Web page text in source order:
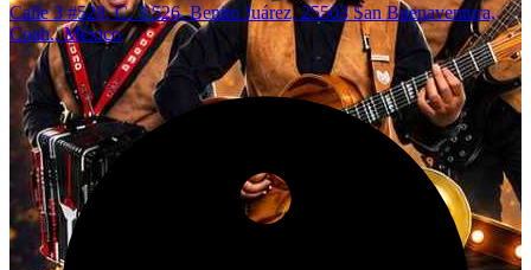
Calle 3 #528, C. 3 526, Benito Juárez, 25503 San Buenaventura,
Coah., México